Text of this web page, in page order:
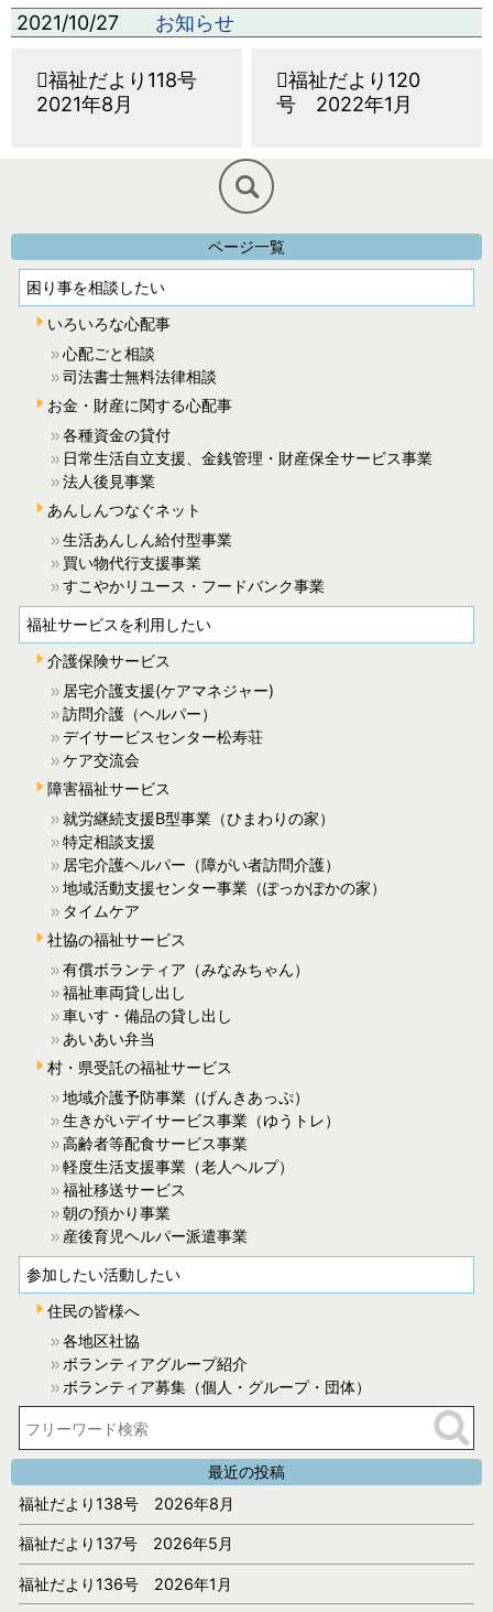
2021/10/27 お知らせ
福祉だより118号
2021年8月
福祉だより120
号 2022年1月
ページ一覧
困り事を相談したい
いろいろな心配事
心配ごと相談
司法書士無料法律相談
お金・財産に関する心配事
各種資金の貸付
日常生活自立支援、金銭管理・財産保全サービス事業
法人後見事業
あんしんつなぐネット
生活あんしん給付型事業
買い物代行支援事業
すこやかリユース・フードバンク事業
福祉サービスを利用したい
介護保険サービス
居宅介護支援(ケアマネジャー)
訪問介護（ヘルパー）
デイサービスセンター松寿荘
ケア交流会
障害福祉サービス
就労継続支援B型事業（ひまわりの家）
特定相談支援
居宅介護ヘルパー（障がい者訪問介護）
地域活動支援センター事業（ぽっかぽかの家）
タイムケア
社協の福祉サービス
有償ボランティア（みなみちゃん）
福祉車両貸し出し
車いす・備品の貸し出し
あいあい弁当
村・県受託の福祉サービス
地域介護予防事業（げんきあっぷ）
生きがいデイサービス事業（ゆうトレ）
高齢者等配食サービス事業
軽度生活支援事業（老人ヘルプ）
福祉移送サービス
朝の預かり事業
産後育児ヘルパー派遣事業
参加したい活動したい
住民の皆様へ
各地区社協
ボランティアグループ紹介
ボランティア募集（個人・グループ・団体）
最近の投稿
福祉だより138号 2026年8月
福祉だより137号 2026年5月
福祉だより136号 2026年1月